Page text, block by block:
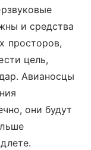
и средства
просторов,
цель,
Авианосцы
они будут